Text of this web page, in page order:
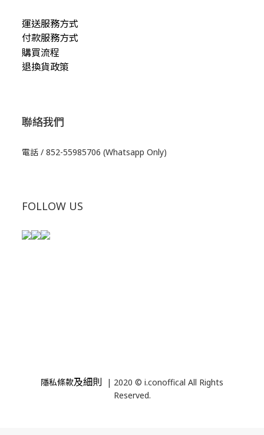
運送服務方式
付款服務方式
購買流程
退換貨政策
聯絡我們
電話 / 852-55985706 (Whatsapp Only)
FOLLOW US
隱私條款及細則
| 2020 © i.conoffical All Rights
Reserved.